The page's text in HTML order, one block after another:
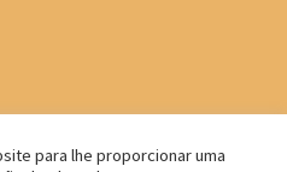
para lhe proporcionar uma